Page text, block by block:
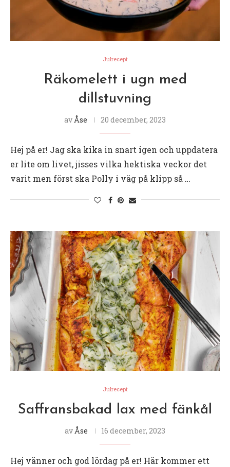
Julrecept
Räkomelett i ugn med
dillstuvning
av Åse 20 december, 2023
Hej på er! Jag ska kika in snart igen och uppdatera
er lite om livet, jisses vilka hektiska veckor det
varit men först ska Polly i väg på klipp så …
Julrecept
Saffransbakad lax med fänkål
av Åse 16 december, 2023
Hej vänner och god lördag på er! Här kommer ett